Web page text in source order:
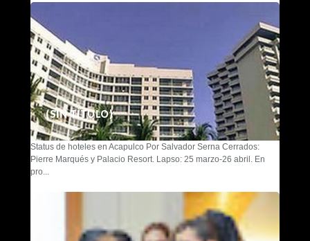
(SIN TÍTULO)
Status de hoteles en Acapulco Por Salvador Serna Cerrados:
Pierre Marqués y Palacio Resort. Lapso: 25 marzo-26 abril. En
pro...